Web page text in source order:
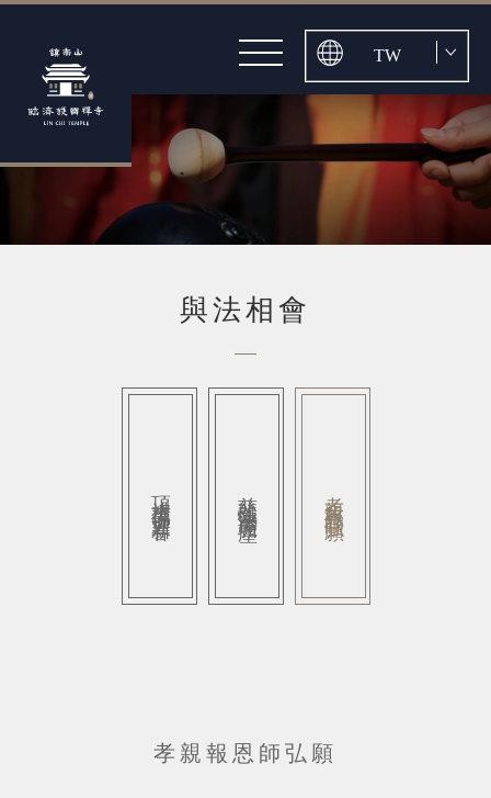
關於護國禪寺
歷任住持
影音
伽藍巡禮
古寺之美
山道景點
與法相會
頂禮萬佛迎新春
孝親報恩師弘願
藝文參學
入寺禮儀
與法相會
頂禮萬佛迎新春 慈悲懺法滌垢塵 孝親報恩師弘願
孝親報恩師弘願